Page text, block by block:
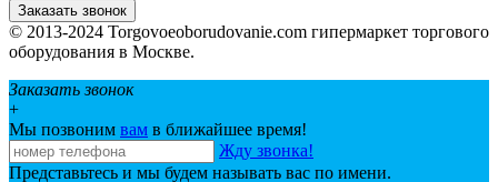
Заказать звонок
© 2013-2024 Torgovoeoborudovanie.com гипермаркет торгового
оборудования в Москве.
Заказать звонок
+
Мы позвоним вам в ближайшее время!
Жду звонка!
Представьтесь и мы будем называть вас по имени.